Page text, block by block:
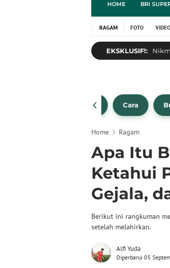
HOME BRI
RAGAM FOTO VIDEO
EKSKLUSIF!:
Bola Beli Cara
Home Ragam
Apa Itu
Ketahui
Gejala,
Berikut ini rangkuman
setelah melahirkan.
Alfi Yuda
Diperbarui 05